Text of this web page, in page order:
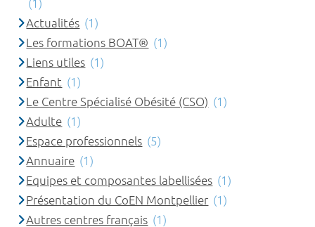
(1)
Actualités (1)
Les formations BOAT® (1)
Liens utiles (1)
Enfant (1)
Le Centre Spécialisé Obésité (CSO) (1)
Adulte (1)
Espace professionnels (5)
Annuaire (1)
Equipes et composantes labellisées (1)
Présentation du CoEN Montpellier (1)
Autres centres français (1)